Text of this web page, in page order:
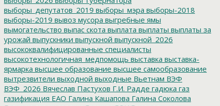
выборы_депутатов_2019 выборы_мэра выборы-2018
выборы-2019 вывоз мусора выгребные ямы
вымогательство выпас скота выплата выплаты выплаты за
урожай выпускники выпускной выпускной_2026
высококвалифицированные специалисты
высокотехнологичная_медпомощь выставка выставка-
ярмарка высшее образование высшее самообразование
вытрезвители выходной выходные Вьетнам ВЭФ
ВЭФ_2026 Вячеслав Пастухов Г.И. Радде гадюка газ
газификация ЕАО Галина Кашапова Галина Соколова